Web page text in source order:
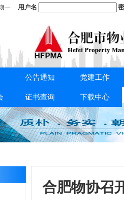
期一 用户名
公告通知 党建工作
证书查询 下载中心
年度会费的通知
合肥物协召